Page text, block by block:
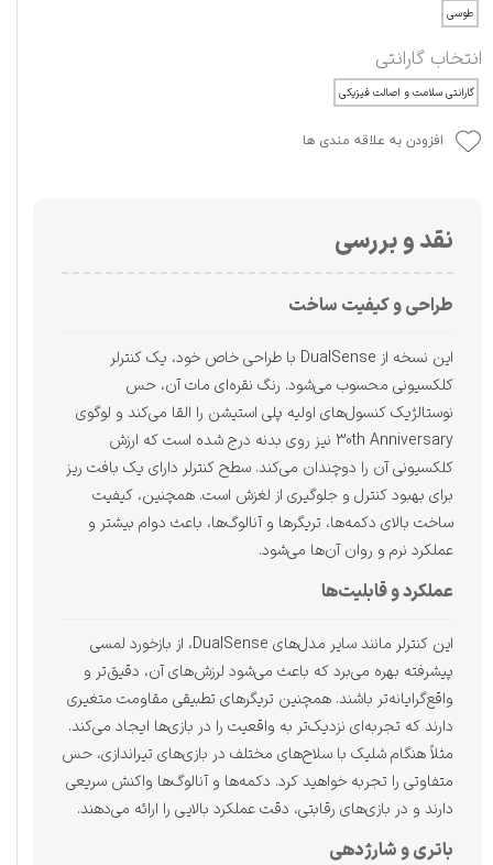
طوسی
انتخاب گارانتی
گارانتی سلامت و اصالت فیزیکی
افزودن به علاقه مندی ها
نقد و بررسی
طراحی و کیفیت ساخت
این نسخه از DualSense با طراحی خاص خود، یک کنترلر
کلکسیونی محسوب می‌شود. رنگ نقره‌ای مات آن، حس
نوستالژیک کنسول‌های اولیه پلی استیشن را القا می‌کند و لوگوی
30th Anniversary نیز روی بدنه درج شده است که ارزش
کلکسیونی آن را دوچندان می‌کند. سطح کنترلر دارای یک بافت ریز
برای بهبود کنترل و جلوگیری از لغزش است. همچنین، کیفیت
ساخت بالای دکمه‌ها، تریگرها و آنالوگ‌ها، باعث دوام بیشتر و
عملکرد نرم و روان آن‌ها می‌شود.
عملکرد و قابلیت‌ها
این کنترلر مانند سایر مدل‌های DualSense، از بازخورد لمسی
پیشرفته بهره می‌برد که باعث می‌شود لرزش‌های آن، دقیق‌تر و
واقع‌گرایانه‌تر باشند. همچنین تریگرهای تطبیقی مقاومت متغیری
دارند که تجربه‌ای نزدیک‌تر به واقعیت را در بازی‌ها ایجاد می‌کند.
مثلاً هنگام شلیک با سلاح‌های مختلف در بازی‌های تیراندازی، حس
متفاوتی را تجربه خواهید کرد. دکمه‌ها و آنالوگ‌ها واکنش سریعی
دارند و در بازی‌های رقابتی، دقت عملکرد بالایی را ارائه می‌دهند.
باتری و شارژدهی